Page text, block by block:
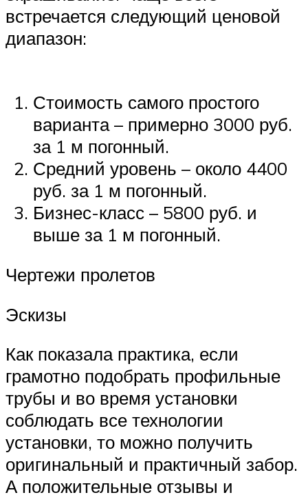
встречается следующий ценовой
диапазон:
Стоимость самого простого
варианта – примерно 3000 руб.
за 1 м погонный.
Средний уровень – около 4400
руб. за 1 м погонный.
Бизнес-класс – 5800 руб. и
выше за 1 м погонный.
Чертежи пролетов
Эскизы
Как показала практика, если
грамотно подобрать профильные
трубы и во время установки
соблюдать все технологии
установки, то можно получить
оригинальный и практичный забор.
А положительные отзывы и